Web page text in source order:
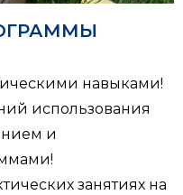
навыками!
использования
и
занятиях на